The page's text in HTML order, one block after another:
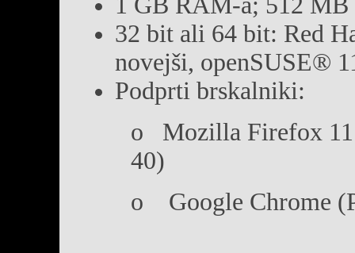
32 bit ali 64 bit: Red
novejši, openSUSE®
Podprti brskalniki:
o Mozilla Firefox
40)
o Google Chrome